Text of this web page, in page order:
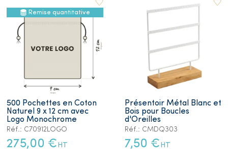
Remise quantitative
500 Pochettes en Coton
Naturel 9 x 12 cm avec
Logo Monochrome
Réf.: C70912LOGO
275,00 € HT
Présentoir Métal Blanc et
Bois pour Boucles
d'Oreilles
Réf.: CMDQ303
7,50 € HT